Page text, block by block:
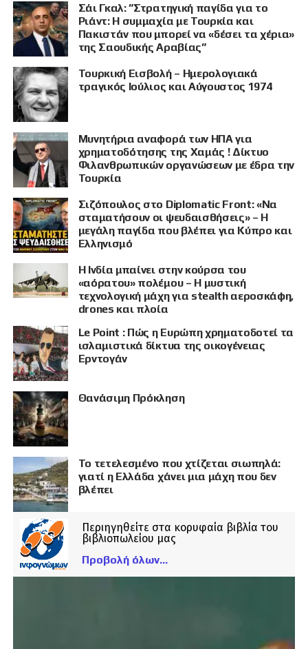
Σάι Γκαλ: ”Στρατηγική παγίδα για το
Ριάντ: Η συμμαχία με Τουρκία και
Πακιστάν που μπορεί να «δέσει τα χέρια»
της Σαουδικής Αραβίας”
Τουρκική Εισβολή – Ημερολογιακά
τραγικός Ιούλιος και Αύγουστος 1974
Μυνητήρια αναφορά των ΗΠΑ για
χρηματοδότησης της Χαμάς ! Δίκτυο
Φιλανθρωπικών οργανώσεων με έδρα την
Τουρκία
Σιζόπουλος στο Diplomatic Front: «Να
σταματήσουν οι ψευδαισθήσεις» – Η
μεγάλη παγίδα που βλέπει για Κύπρο και
Ελληνισμό
Η Ινδία μπαίνει στην κούρσα του
«αόρατου» πολέμου – Η μυστική
τεχνολογική μάχη για stealth αεροσκάφη,
drones και πλοία
Le Point : Πώς η Ευρώπη χρηματοδοτεί τα
ισλαμιστικά δίκτυα της οικογένειας
Ερντογάν
Θανάσιμη Πρόκληση
Το τετελεσμένο που χτίζεται σιωπηλά:
γιατί η Ελλάδα χάνει μια μάχη που δεν
βλέπει
Περιηγηθείτε στα κορυφαία βιβλία του
βιβλιοπωλείου μας
Προβολή όλων